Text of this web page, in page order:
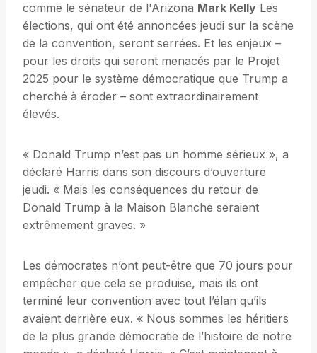
comme le sénateur de l'Arizona Mark Kelly Les
élections, qui ont été annoncées jeudi sur la scène
de la convention, seront serrées. Et les enjeux –
pour les droits qui seront menacés par le Projet
2025 pour le système démocratique que Trump a
cherché à éroder – sont extraordinairement
élevés.
« Donald Trump n’est pas un homme sérieux », a
déclaré Harris dans son discours d’ouverture
jeudi. « Mais les conséquences du retour de
Donald Trump à la Maison Blanche seraient
extrêmement graves. »
Les démocrates n’ont peut-être que 70 jours pour
empêcher que cela se produise, mais ils ont
terminé leur convention avec tout l’élan qu’ils
avaient derrière eux. « Nous sommes les héritiers
de la plus grande démocratie de l’histoire de notre